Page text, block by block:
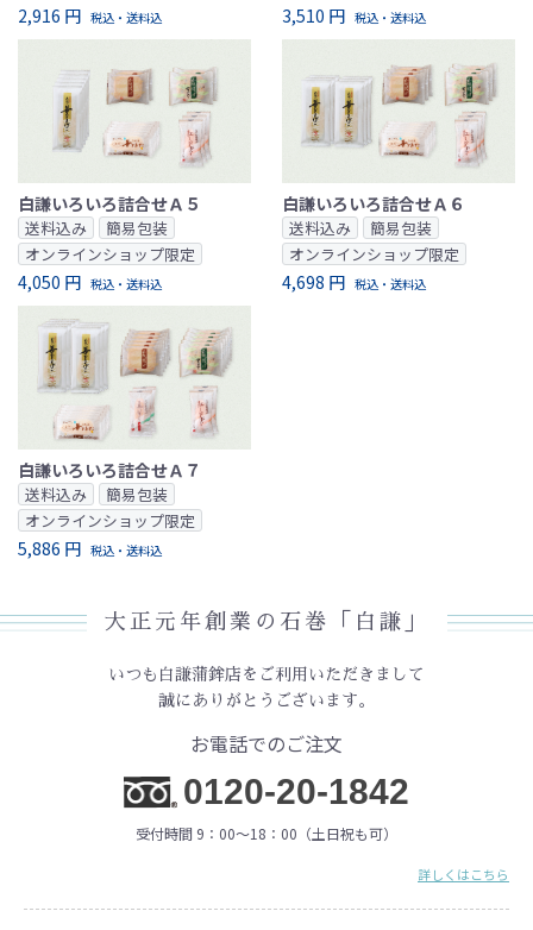
2,916 円 税込・送料込 3,510 円 税込・送料込
白謙いろいろ詰合せＡ５
送料込み
簡易包装
オンラインショップ限定
4,050 円 税込・送料込
白謙いろいろ詰合せＡ６
送料込み
簡易包装
オンラインショップ限定
4,698 円 税込・送料込
白謙いろいろ詰合せＡ７
送料込み
簡易包装
オンラインショップ限定
5,886 円 税込・送料込
大正元年創業の石巻「白謙」
いつも白謙蒲鉾店をご利用いただきまして
誠にありがとうございます。
お電話でのご注文
0120-20-1842
受付時間 9：00〜18：00（土日祝も可）
詳しくはこちら